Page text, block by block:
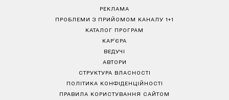
РЕКЛАМА
ПРОБЛЕМИ З ПРИЙОМОМ КАНАЛУ 1+1
КАТАЛОГ ПРОГРАМ
КАР’ЄРА
ВЕДУЧІ
АВТОРИ
СТРУКТУРА ВЛАСНОСТІ
ПОЛІТИКА КОНФІДЕНЦІЙНОСТІ
ПРАВИЛА КОРИСТУВАННЯ САЙТОМ